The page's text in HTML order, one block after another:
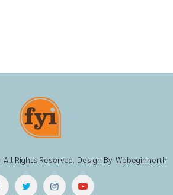
. All Rights Reserved. Design By Wpbeginnerth